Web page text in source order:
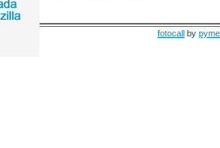
fotocall by